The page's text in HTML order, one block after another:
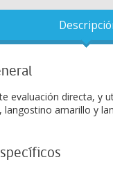
evaluación directa, y
langostino amarillo y